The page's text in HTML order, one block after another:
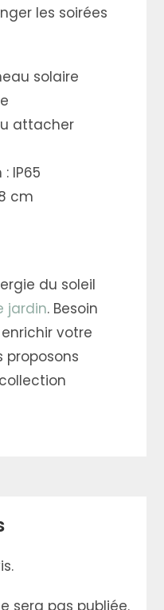
les soirées
solaire
attacher
IP65
cm
du soleil
jardin. Besoin
votre
proposons
sera pas publiée.